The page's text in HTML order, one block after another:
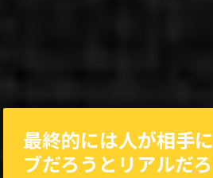
最終的には人が相手
ブだろうとリアルだ